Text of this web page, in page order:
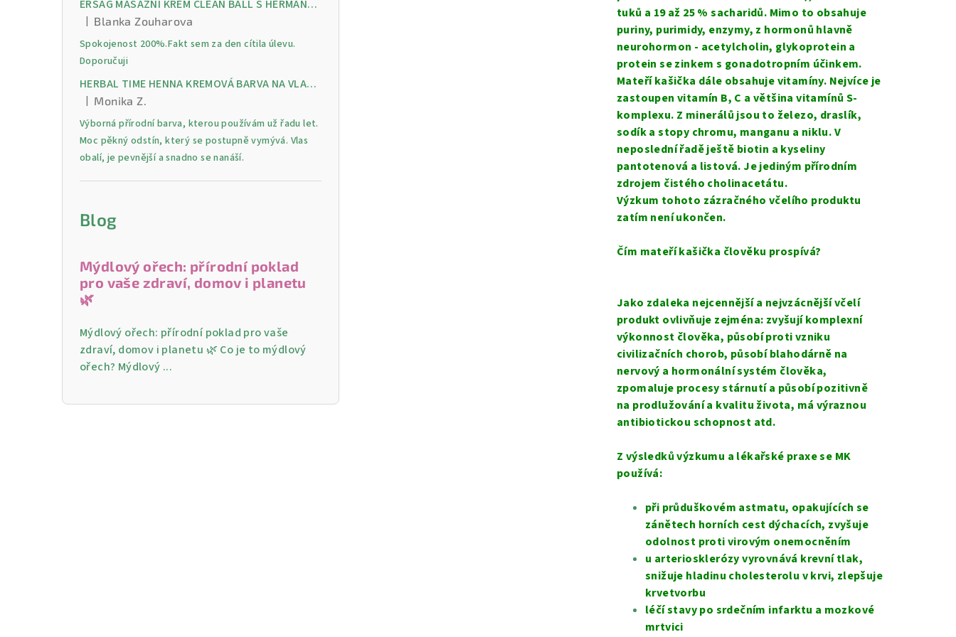
ERSAG MASÁŽNÍ KRÉM CLEAN BALL S HERMANKEM A MENTOLEM pro úlevu od bolesti, otoků a napětí ve svalech
Hodnocení produktu je 5 z 5 hvězdiček.
Blanka Zouharova
Spokojenost 200%.Fakt sem za den cítila úlevu.
Doporučuji
HERBAL TIME HENNA KREMOVÁ BARVA NA VLASY 9 Lilek 75 ml
Hodnocení produktu je 5 z 5 hvězdiček.
Monika Z.
Výborná přírodní barva, kterou používám už řadu let.
Moc pěkný odstín, který se postupně vymývá. Vlas
obalí, je pevnější a snadno se nanáší.
Blog
Mýdlový ořech: přírodní poklad
pro vaše zdraví, domov i planetu
🌿
Mýdlový ořech: přírodní poklad pro vaše
zdraví, domov i planetu 🌿 Co je to mýdlový
ořech? Mýdlový ...
tuků a 19 až 25 % sacharidů. Mimo to obsahuje
puriny, purimidy, enzymy, z hormonů hlavně
neurohormon - acetylcholin, glykoprotein a
protein se zinkem s gonadotropním účinkem.
Mateří kašička dále obsahuje vitamíny. Nejvíce je
zastoupen vitamín B, C a většina vitamínů S-
komplexu. Z minerálů jsou to železo, draslík,
sodík a stopy chromu, manganu a niklu. V
neposlední řadě ještě biotin a kyseliny
pantotenová a listová. Je jediným přírodním
zdrojem čistého cholinacetátu.
Výzkum tohoto zázračného včelího produktu
zatím není ukončen.
Čím mateří kašička člověku prospívá?
Jako zdaleka nejcennější a nejvzácnější včelí
produkt ovlivňuje zejména: zvyšují komplexní
výkonnost člověka, působí proti vzniku
civilizačních chorob, působí blahodárně na
nervový a hormonální systém člověka,
zpomaluje procesy stárnutí a působí pozitivně
na prodlužování a kvalitu života, má výraznou
antibiotickou schopnost atd.
Z výsledků výzkumu a lékařské praxe se MK
používá:
při průduškovém astmatu, opakujících se
zánětech horních cest dýchacích, zvyšuje
odolnost proti virovým onemocněním
u arteriosklerózy vyrovnává krevní tlak,
snižuje hladinu cholesterolu v krvi, zlepšuje
krvetvorbu
léčí stavy po srdečním infarktu a mozkové
mrtvici